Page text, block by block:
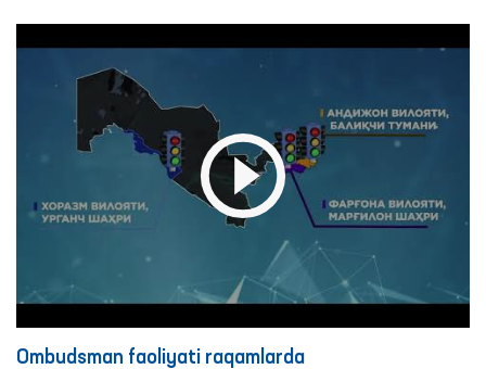
Ombudsman faoliyati raqamlarda